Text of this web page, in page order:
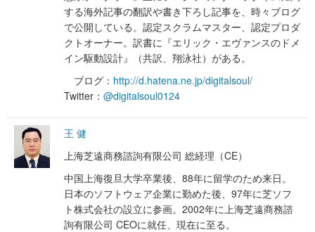
する海外記事の翻訳や書き下ろし記事を、時々ブログ
で公開している。認定スクラムマスター、認定プロダ
クトオーナー。訳書に『エリック・エヴァンスのドメ
イン駆動設計』（共訳、翔泳社）がある。
ブログ： http://d.hatena.ne.jp/digitalsoul/
Twitter：@digitalsoul0124
王 健
上海芝遠商務諮詢有限公司 総経理（CE）
中国上海復旦大学卒業後、88年に留学のため来日。
日本のソフトウェア企業に勤めた後、97年に芝ソフ
ト株式会社の設立に参画。2002年に上海芝遠商務諮
詢有限公司 CEOに就任、現在に至る。